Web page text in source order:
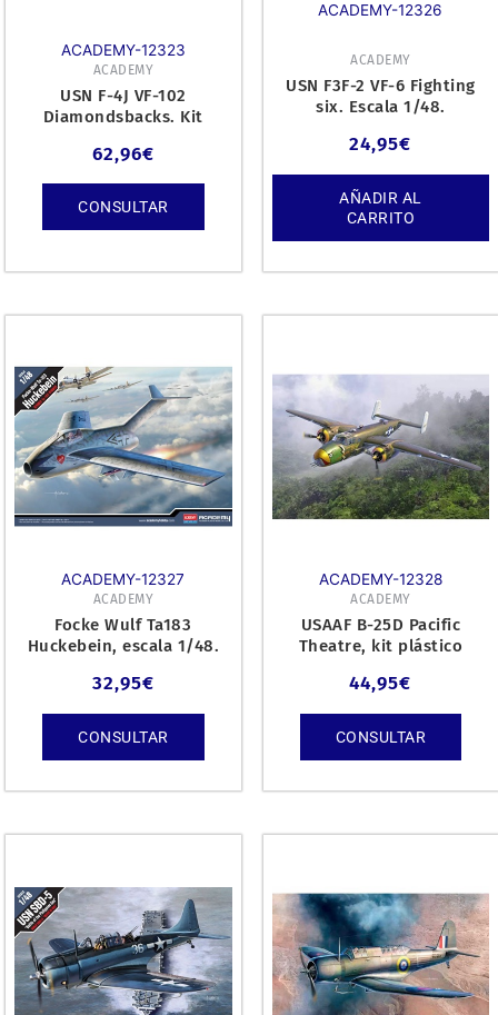
ACADEMY-12323
ACADEMY
USN F-4J VF-102
Diamondsbacks. Kit
62,96€
CONSULTAR
ACADEMY-12326
ACADEMY
USN F3F-2 VF-6 Fighting
six. Escala 1/48.
24,95€
AÑADIR AL
CARRITO
ACADEMY-12327
ACADEMY
Focke Wulf Ta183
Huckebein, escala 1/48.
32,95€
CONSULTAR
ACADEMY-12328
ACADEMY
USAAF B-25D Pacific
Theatre, kit plástico
44,95€
CONSULTAR